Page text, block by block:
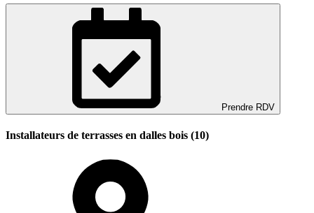
Prendre RDV
Installateurs de terrasses en dalles bois (10)